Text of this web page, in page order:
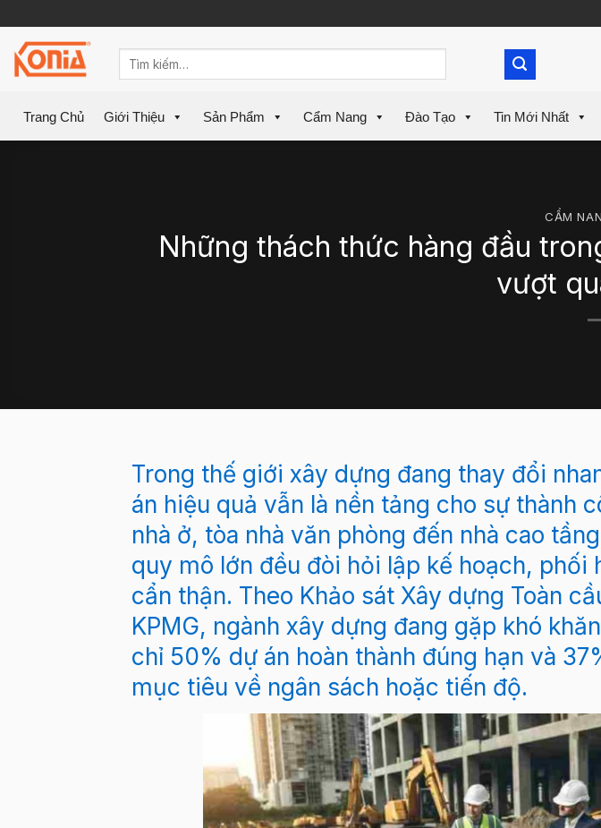
content
Trang Chủ Giới Thiệu Sản Phẩm Cẩm Nang Đào Tạo Tin Mới Nhất
CẨM
Những thách thức hàng đầu
vượt
Trong thế giới xây dựng đang thay đổi
án hiệu quả vẫn là nền tảng cho sự thành
nhà ở, tòa nhà văn phòng đến nhà cao
quy mô lớn đều đòi hỏi lập kế hoạch, phối
cẩn thận. Theo Khảo sát Xây dựng Toàn
KPMG, ngành xây dựng đang gặp khó
chỉ 50% dự án hoàn thành đúng hạn và
mục tiêu về ngân sách hoặc tiến độ.